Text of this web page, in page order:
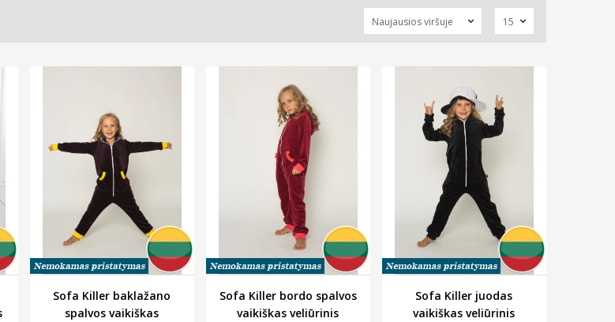
Sofa Killer baklažano
spalvos vaikiškas
Sofa Killer bordo spalvos
vaikiškas veliūrinis
Sofa Killer juodas
vaikiškas veliūrinis